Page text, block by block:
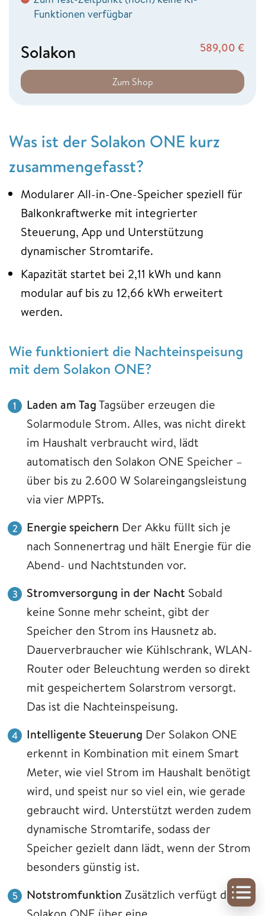
Funktionen verfügbar
Solakon 589,00 €
Zum Shop
Was ist der Solakon ONE kurz
zusammengefasst?
Modularer All-in-One-Speicher speziell für
Balkonkraftwerke mit integrierter
Steuerung, App und Unterstützung
dynamischer Stromtarife.
Kapazität startet bei 2,11 kWh und kann
modular auf bis zu 12,66 kWh erweitert
werden.
Wie funktioniert die Nachteinspeisung
mit dem Solakon ONE?
Laden am TagTagsüber erzeugen die
Solarmodule Strom. Alles, was nicht direkt
im Haushalt verbraucht wird, lädt
automatisch den Solakon ONE Speicher –
über bis zu 2.600 W Solareingangsleistung
via vier MPPTs.
Energie speichern Der Akku füllt sich je
nach Sonnenertrag und hält Energie für die
Abend- und Nachtstunden vor.
Stromversorgung in der Nacht Sobald
keine Sonne mehr scheint, gibt der
Speicher den Strom ins Hausnetz ab.
Dauerverbraucher wie Kühlschrank, WLAN-
Router oder Beleuchtung werden so direkt
mit gespeichertem Solarstrom versorgt.
Das ist die Nachteinspeisung.
Intelligente Steuerung Der Solakon ONE
erkennt in Kombination mit einem Smart
Meter, wie viel Strom im Haushalt benötigt
wird, und speist nur so viel ein, wie gerade
gebraucht wird. Unterstützt werden zudem
dynamische Stromtarife, sodass der
Speicher gezielt dann lädt, wenn der Strom
besonders günstig ist.
Notstromfunktion Zusätzlich verfügt der